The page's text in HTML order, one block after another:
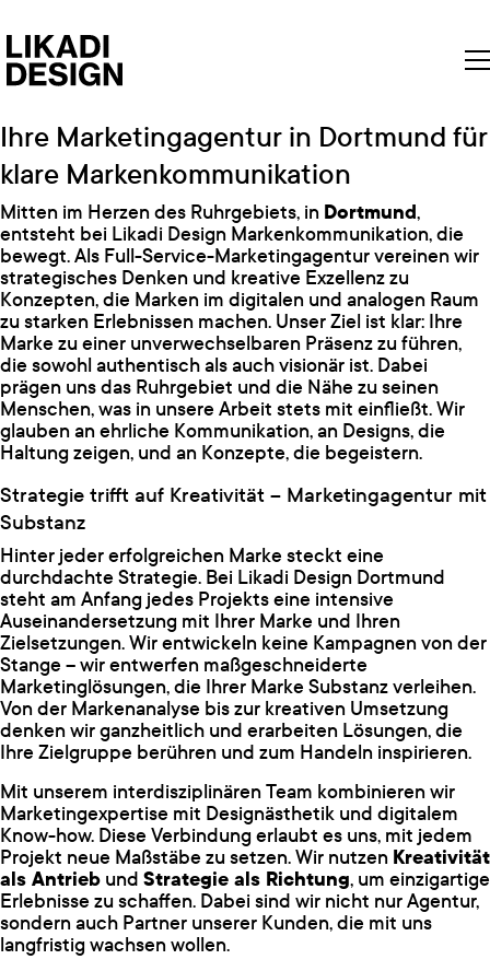
Ihre Marketingagentur in Dortmund für
klare Markenkommunikation
Mitten im Herzen des Ruhrgebiets, in Dortmund,
entsteht bei Likadi Design Markenkommunikation, die
bewegt. Als Full-Service-Marketingagentur vereinen wir
strategisches Denken und kreative Exzellenz zu
Konzepten, die Marken im digitalen und analogen Raum
zu starken Erlebnissen machen. Unser Ziel ist klar: Ihre
Marke zu einer unverwechselbaren Präsenz zu führen,
die sowohl authentisch als auch visionär ist. Dabei
prägen uns das Ruhrgebiet und die Nähe zu seinen
Menschen, was in unsere Arbeit stets mit einfließt. Wir
glauben an ehrliche Kommunikation, an Designs, die
Haltung zeigen, und an Konzepte, die begeistern.
Strategie trifft auf Kreativität – Marketingagentur mit
Substanz
Hinter jeder erfolgreichen Marke steckt eine
durchdachte Strategie. Bei Likadi Design Dortmund
steht am Anfang jedes Projekts eine intensive
Auseinandersetzung mit Ihrer Marke und Ihren
Zielsetzungen. Wir entwickeln keine Kampagnen von der
Stange – wir entwerfen maßgeschneiderte
Marketinglösungen, die Ihrer Marke Substanz verleihen.
Von der Markenanalyse bis zur kreativen Umsetzung
denken wir ganzheitlich und erarbeiten Lösungen, die
Ihre Zielgruppe berühren und zum Handeln inspirieren.
Mit unserem interdisziplinären Team kombinieren wir
Marketingexpertise mit Designästhetik und digitalem
Know-how. Diese Verbindung erlaubt es uns, mit jedem
Projekt neue Maßstäbe zu setzen. Wir nutzen Kreativität
als Antrieb und Strategie als Richtung, um einzigartige
Erlebnisse zu schaffen. Dabei sind wir nicht nur Agentur,
sondern auch Partner unserer Kunden, die mit uns
langfristig wachsen wollen.